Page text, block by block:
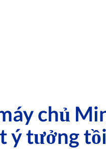
chủ
ý tưởng tồi